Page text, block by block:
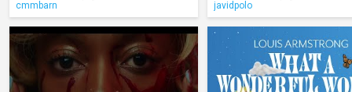
cmmbarn
javidpolo